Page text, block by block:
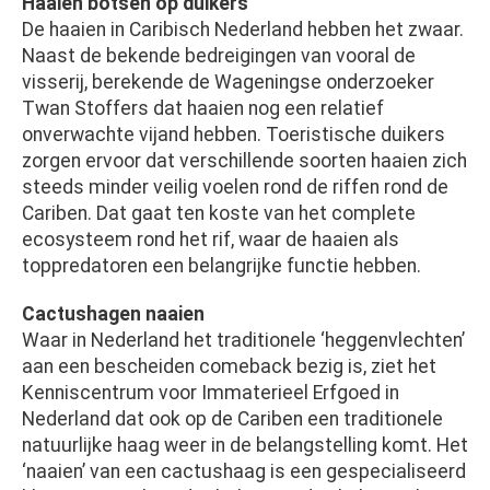
De haaien in Caribisch Nederland hebben het zwaar.
Naast de bekende bedreigingen van vooral de
visserij, berekende de Wageningse onderzoeker
Twan Stoffers dat haaien nog een relatief
onverwachte vijand hebben. Toeristische duikers
zorgen ervoor dat verschillende soorten haaien zich
steeds minder veilig voelen rond de riffen rond de
Cariben. Dat gaat ten koste van het complete
ecosysteem rond het rif, waar de haaien als
toppredatoren een belangrijke functie hebben.
Cactushagen naaien
Waar in Nederland het traditionele ‘heggenvlechten’
aan een bescheiden comeback bezig is, ziet het
Kenniscentrum voor Immaterieel Erfgoed in
Nederland dat ook op de Cariben een traditionele
natuurlijke haag weer in de belangstelling komt. Het
‘naaien’ van een cactushaag is een gespecialiseerd